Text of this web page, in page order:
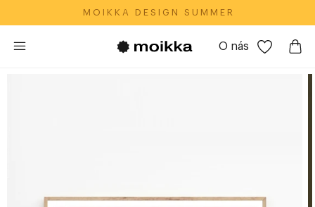
M O I K K A‎ ‎ ‎ D E S I G N‎ ‎ ‎ S U M M E R
O nás